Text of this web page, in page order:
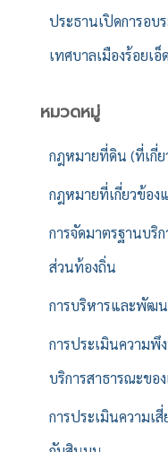
ประธานเปิดการอบ
เทศบาลเมืองร้อยเ
หมวดหมู่
กฎหมายที่ดิน (ที่เกี่ย
กฎหมายที่เกี่ยวข้อ
การจัดมาตรฐานบริ
ส่วนท้องถิ่น
การบริหารและพัฒ
การประเมินความพึ
บริการสาธารณะขอ
การประเมินความเ